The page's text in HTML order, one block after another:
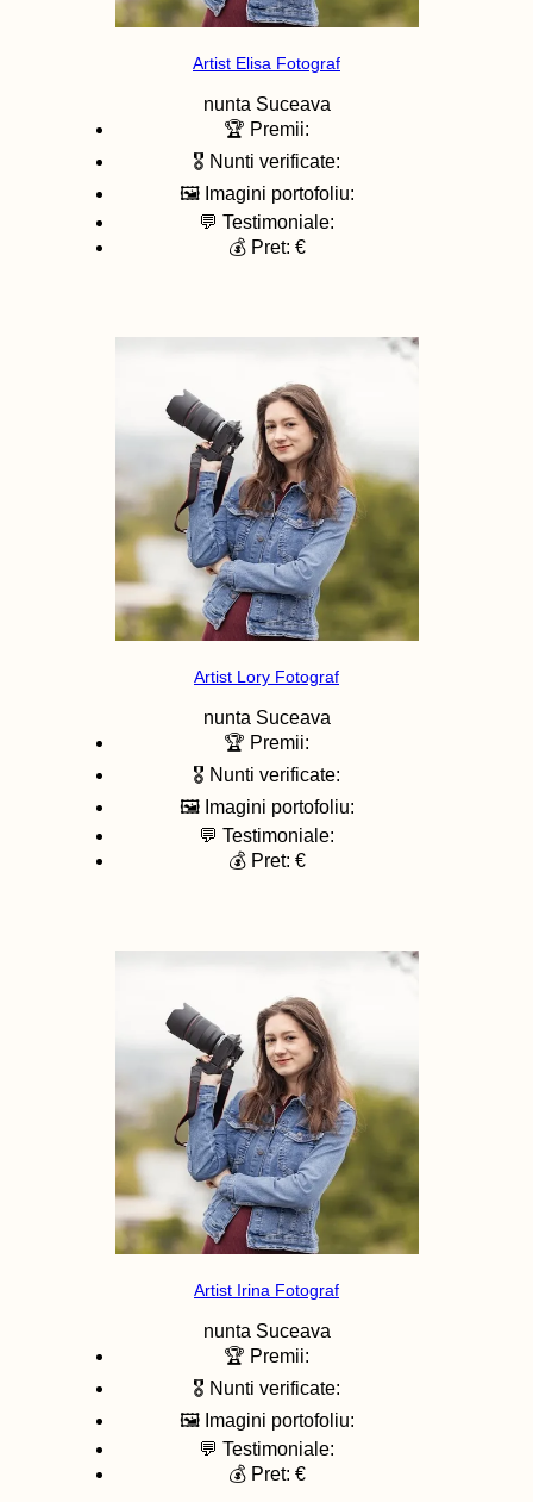
Artist Elisa Fotograf
nunta Suceava
🏆 Premii:
🎖️ Nunti verificate:
🖼️ Imagini portofoliu:
💬 Testimoniale:
💰 Pret: €
Artist Lory Fotograf
nunta Suceava
🏆 Premii:
🎖️ Nunti verificate:
🖼️ Imagini portofoliu:
💬 Testimoniale:
💰 Pret: €
Artist Irina Fotograf
nunta Suceava
🏆 Premii:
🎖️ Nunti verificate:
🖼️ Imagini portofoliu:
💬 Testimoniale:
💰 Pret: €